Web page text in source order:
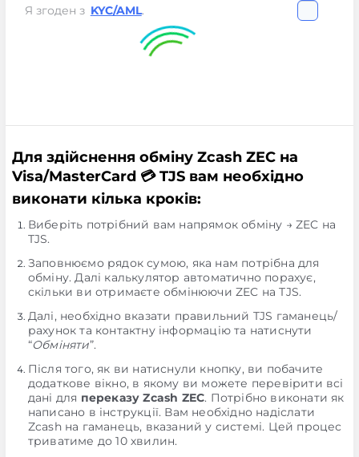
Я згоден з KYC/AML.
Для здійснення обміну Zcash ZEC на
Visa/MasterCard 💳 TJS вам необхідно
виконати кілька кроків:
Виберіть потрібний вам напрямок обміну → ZEC на
TJS.
Заповнюємо рядок сумою, яка нам потрібна для
обміну. Далі калькулятор автоматично порахує,
скільки ви отримаєте обмінюючи ZEC на TJS.
Далі, необхідно вказати правильний TJS гаманець/
рахунок та контактну інформацію та натиснути
“Обміняти”.
Після того, як ви натиснули кнопку, ви побачите
додаткове вікно, в якому ви можете перевірити всі
дані для переказу Zcash ZEC. Потрібно виконати як
написано в інструкції. Вам необхідно надіслати
Zcash на гаманець, вказаний у системі. Цей процес
триватиме до 10 хвилин.